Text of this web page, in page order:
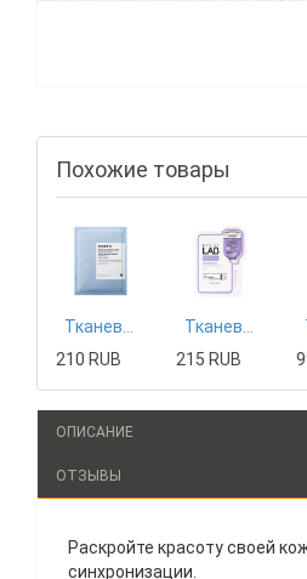
Похожие товары
210 RUB
215 RUB
ОПИСАНИЕ
ОТЗЫВЫ
Раскройте красоту своей
синхронизации.